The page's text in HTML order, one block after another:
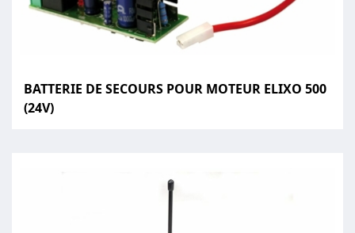
BATTERIE DE SECOURS POUR MOTEUR ELIXO 500
(24V)